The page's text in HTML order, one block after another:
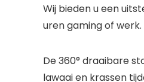
Wij bieden u een
uren gaming of werk.
De 360° draaibare
lawaai en krassen